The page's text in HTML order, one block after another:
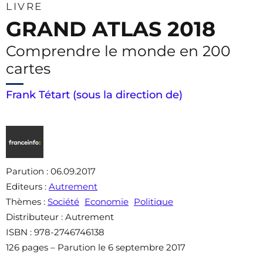
LIVRE
GRAND ATLAS 2018
Comprendre le monde en 200
cartes
Frank Tétart (sous la direction de)
Parution : 06.09.2017
Editeurs : Autrement
Thèmes : Société Economie Politique
Distributeur : Autrement
ISBN : 978-2746746138
126 pages – Parution le 6 septembre 2017